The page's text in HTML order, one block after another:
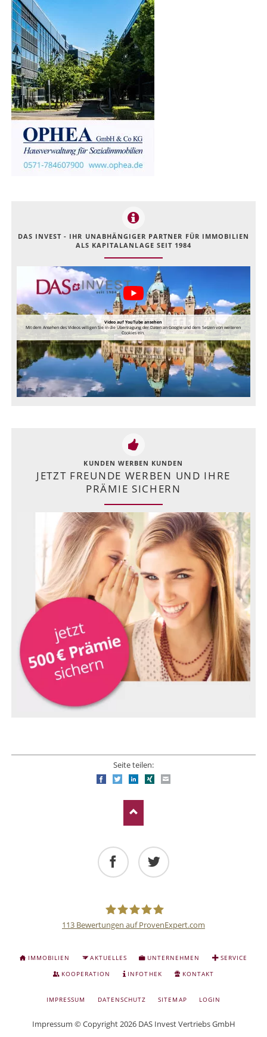
DAS INVEST - IHR UNABHÄNGIGER PARTNER FÜR IMMOBILIEN
ALS KAPITALANLAGE SEIT 1984
Video auf YouTube ansehen
Mit dem Ansehen des Videos willigen Sie in die Übertragung der Daten an Google und dem Setzen von weiteren
Cookies ein.
KUNDEN WERBEN KUNDEN
JETZT FREUNDE WERBEN UND IHRE
PRÄMIE SICHERN
Seite teilen:
FacebookTwitterLinkedIn
Xing
Anlage
und
113 Bewertungen auf ProvenExpert.com
NAVIGATION
IMMOBILIEN AKTUELLES UNTERNEHMEN
SERVICE
KOOPERATION
INFOTHEK KONTAKT
NAVIGATION
IMPRESSUM DATENSCHUTZ SITEMAP LOGIN
Impressum © Copyright 2026 DAS Invest Vertriebs GmbH